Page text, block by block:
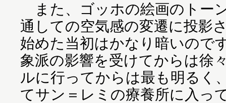
また、ゴッホの絵画のトー
通しての空気感の変遷に投影
始めた当初はかなり暗いので
象派の影響を受けてからは徐
ルに行ってからは最も明るく
てサン＝レミの療養所に入っ